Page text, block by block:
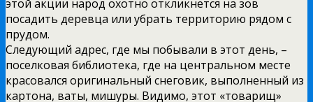
этой акции народ охотно откликнется на зов
посадить деревца или убрать территорию рядом с
прудом.
Следующий адрес, где мы побывали в этот день, –
поселковая библиотека, где на центральном месте
красовался оригинальный снеговик, выполненный из
картона, ваты, мишуры. Видимо, этот «товарищ»